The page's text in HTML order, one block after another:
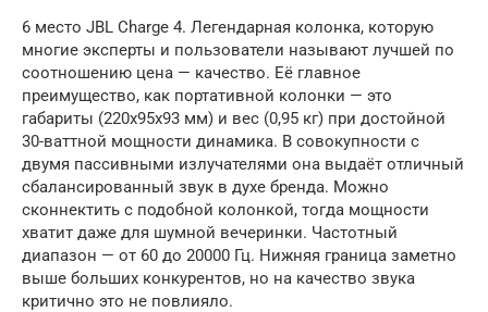
6 место JBL Charge 4. Легендарная колонка, которую
многие эксперты и пользователи называют лучшей по
соотношению цена — качество. Её главное
преимущество, как портативной колонки — это
габариты (220x95x93 мм) и вес (0,95 кг) при достойной
30-ваттной мощности динамика. В совокупности с
двумя пассивными излучателями она выдаёт отличный
сбалансированный звук в духе бренда. Можно
сконнектить с подобной колонкой, тогда мощности
хватит даже для шумной вечеринки. Частотный
диапазон — от 60 до 20000 Гц. Нижняя граница заметно
выше больших конкурентов, но на качество звука
критично это не повлияло.